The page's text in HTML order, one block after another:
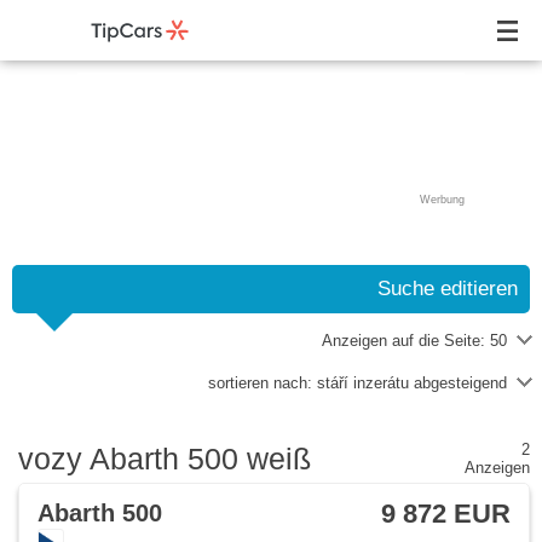
Werbung
Suche editieren
Anzeigen auf die Seite: 50
sortieren nach: stáří inzerátu abgesteigend
vozy Abarth 500 weiß
2
Anzeigen
Abarth 500 9 872 EUR